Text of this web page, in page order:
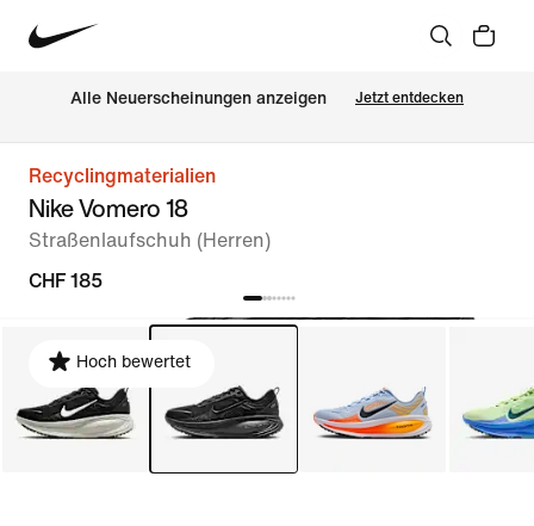
Alle Neuerscheinungen anzeigen Jetzt entdecken
Recyclingmaterialien
Nike Vomero 18
Straßenlaufschuh (Herren)
CHF 185
Hoch bewertet